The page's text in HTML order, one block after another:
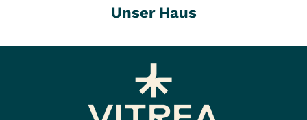
Unser Haus